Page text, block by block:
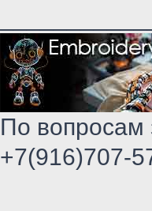
По вопросам
+7(916)707-